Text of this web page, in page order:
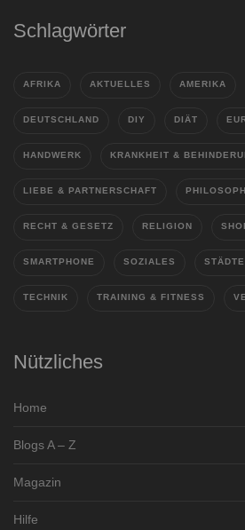
Schlagwörter
AFRIKA AKTUELLES AMERIKA
DEUTSCHLAND DIY DIÄT
HANDWERK KRANKHEIT &
LIEBE & PARTNERSCHAFT
RECHT & GESETZ RELIGION
SMARTPHONE SOZIALES
TECHNIK TRAINING & FITNESS
Nützliches
Home
Blogs A – Z
Magazin
Hilfe